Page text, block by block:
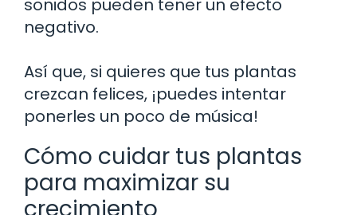
sonidos pueden tener un efecto
negativo.
Así que, si quieres que tus plantas
crezcan felices, ¡puedes intentar
ponerles un poco de música!
Cómo cuidar tus plantas
para maximizar su